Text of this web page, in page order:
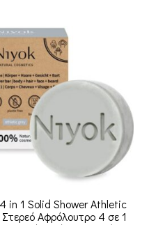
in 1 Solid Shower Athletic
Αφρόλουτρο 4 σε 1